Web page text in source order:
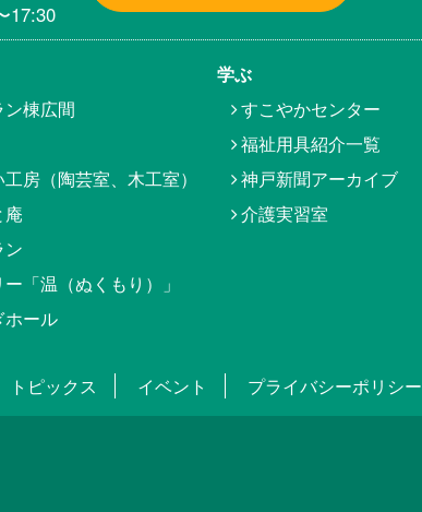
17:30
ン棟広間
房（陶芸室、木工室）
庵
ン
「温（ぬくもり）」
ホール
学ぶ
すこやかセンター
福祉用具紹介一覧
神戸新聞アーカイブ
介護実習室
トピックス イベント プライバシーポリシー